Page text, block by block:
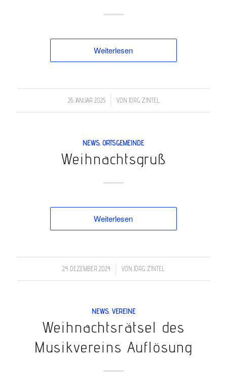
Weiterlesen
26. JANUAR 2025
/ VON JÖRG ZINTEL
NEWS,ORTSGEMEINDE
Weihnachtsgruß
Weiterlesen
24. DEZEMBER 2024
/ VONJÖRG ZINTEL
NEWS, VEREINE
Weihnachtsrätsel des
Musikvereins Auflösung